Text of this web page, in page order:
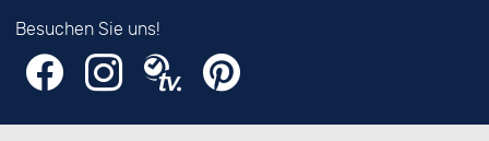
Besuchen Sie uns!